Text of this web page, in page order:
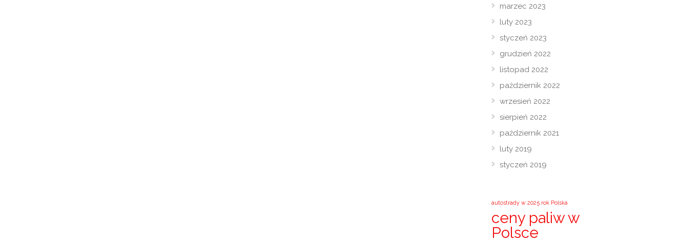
marzec 2023
luty 2023
styczeń 2023
grudzień 2022
listopad 2022
październik 2022
wrzesień 2022
sierpień 2022
październik 2021
luty 2019
styczeń 2019
autostrady w 2025 rok Polska
ceny paliw w
Polsce